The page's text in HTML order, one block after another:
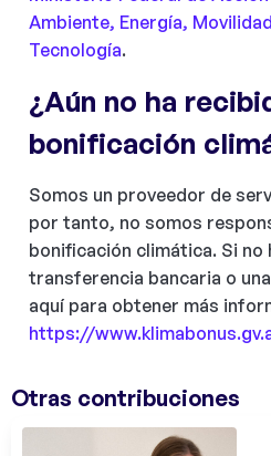
Ambiente, Energía,
Tecnología.
¿Aún no ha
bonificación
Somos un proveedor de
por tanto, no somos
bonificación climática. Si no
transferencia bancaria o
aquí para obtener más
https://
Otras contribuciones